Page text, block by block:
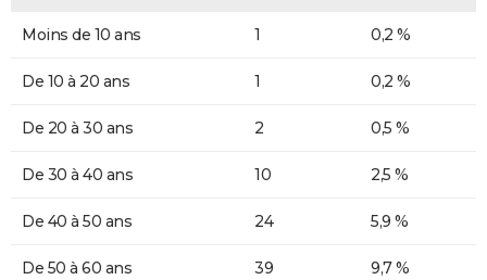
Moins de 10 ans 1 0,2 %
De 10 à 20 ans 1 0,2 %
De 20 à 30 ans 2 0,5 %
De 30 à 40 ans 10 2,5 %
De 40 à 50 ans 24 5,9 %
De 50 à 60 ans 39 9,7 %